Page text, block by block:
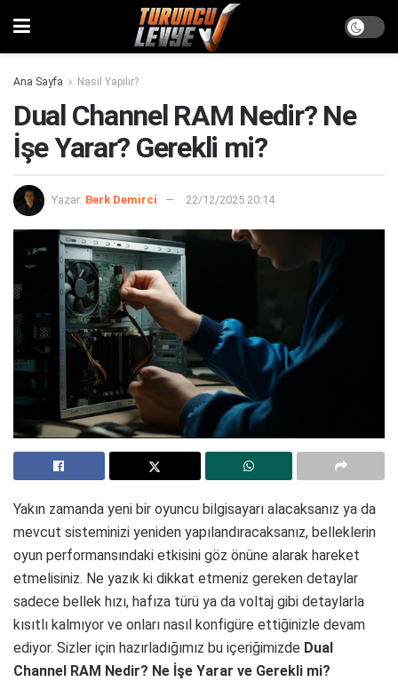
Ana Sayfa Nasıl Yapılır?
Dual Channel RAM Nedir? Ne
İşe Yarar? Gerekli mi?
Yazar: Berk Demirci 22/12/2025 20:14
Yakın zamanda yeni bir oyuncu bilgisayarı alacaksanız ya da
mevcut sisteminizi yeniden yapılandıracaksanız, belleklerin
oyun performansındaki etkisini göz önüne alarak hareket
etmelisiniz. Ne yazık ki dikkat etmeniz gereken detaylar
sadece bellek hızı, hafıza türü ya da voltaj gibi detaylarla
kısıtlı kalmıyor ve onları nasıl konfigüre ettiğinizle devam
ediyor. Sizler için hazırladığımız bu içeriğimizde Dual
Channel RAM Nedir? Ne İşe Yarar ve Gerekli mi?